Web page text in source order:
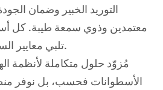
التوريد الخبير وضمان
معتمدين وذوي سمعة طيبة. كل
تلبي معايير السلامة والأداء الصارمة.
مُزوّد ​​حلول متكاملة لأنظمة
الأسطوانات فحسب، بل نوفر